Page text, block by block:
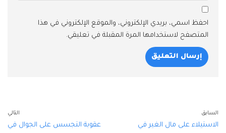
احفظ اسمي، بريدي الإلكتروني، والموقع الإلكتروني في هذا
المتصفح لاستخدامها المرة المقبلة في تعليقي.
السابق
الاستيلاء على مال الغير في
التالي
عقوبة التجسس على الجوال في